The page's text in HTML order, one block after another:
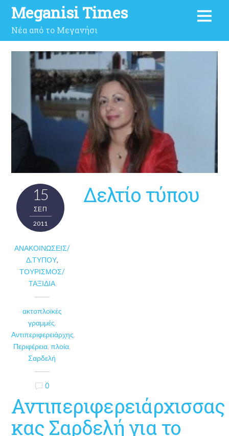
Meganisi Times
Νέα από το Μεγανήσι
15
ΣΕΠ
2011
ΑΝΑΚΟΙΝΏΣΕΙΣ/
Δ.ΤΎΠΟΥ,
ΤΟΥΡΙΣΜΌΣ/
ΤΑΞΊΔΙΑ
ακτοπλοϊκές
γραμμές,
Αντιπεριφερειάρχης,
Περιφέρεια,πλοία,
Σαρδελή
0
Δελτίο τύπου
Αντιπεριφερειάρχισσας
κας Σαρδελή για το